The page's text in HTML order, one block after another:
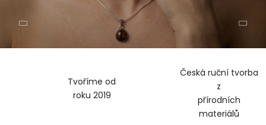
N
É
Předchozí
Tvoříme od
roku 2019
Česká ruční tvorba
z
přírodních
materiálů